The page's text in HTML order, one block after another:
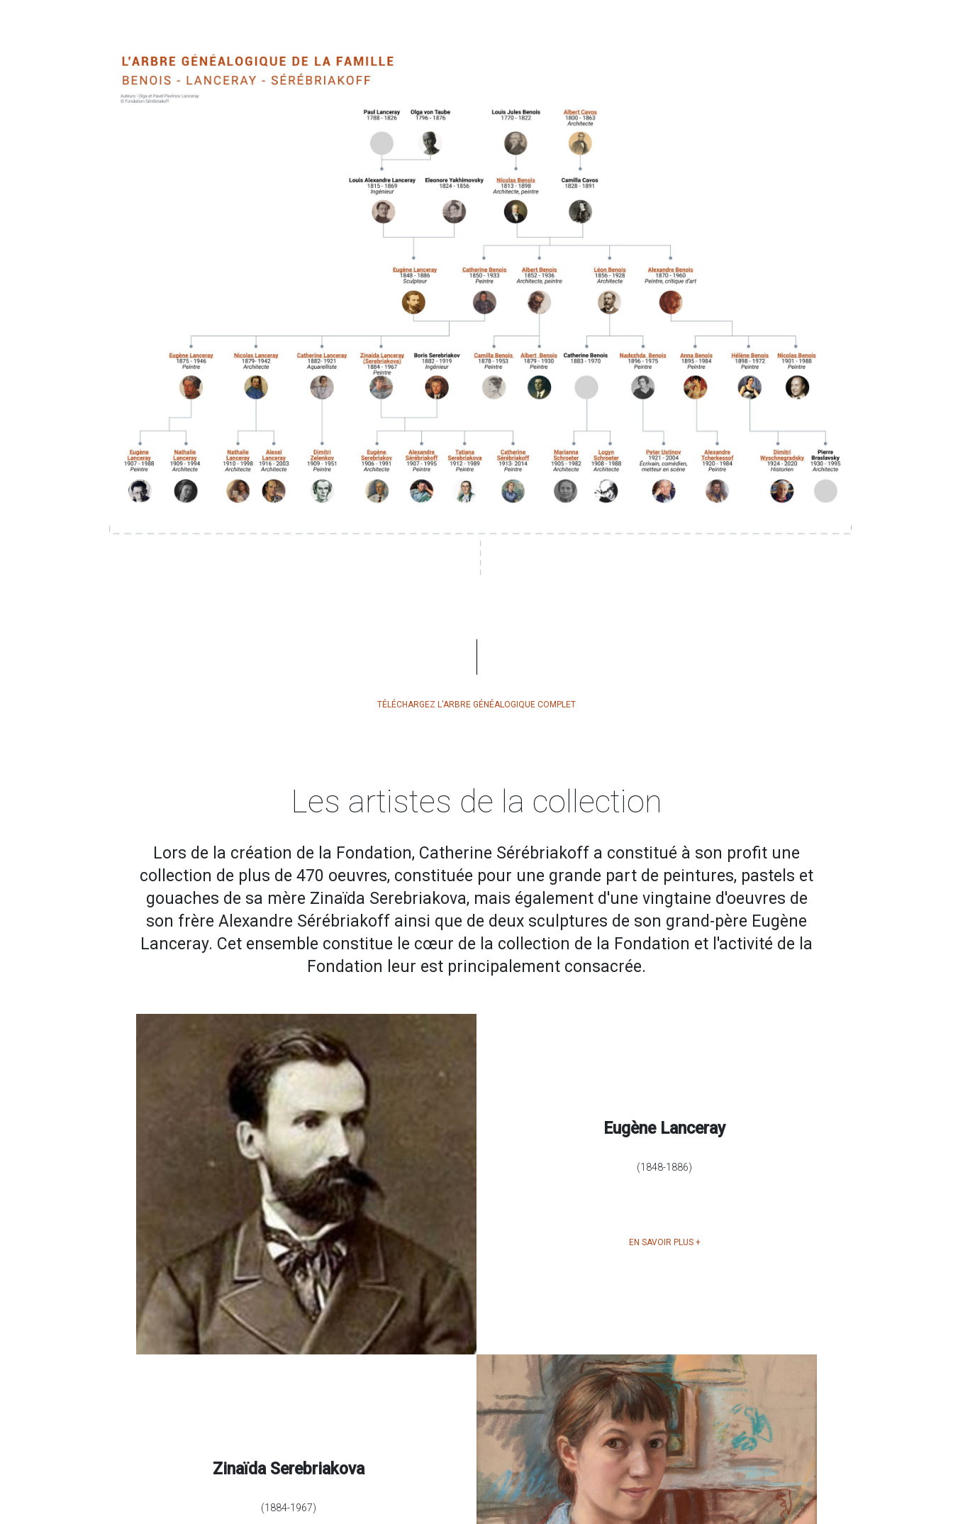
TÉLÉCHARGEZ L'ARBRE GÉNÉALOGIQUE COMPLET
Les artistes de la collection
Lors de la création de la Fondation, Catherine Sérébriakoff a constitué à son profit une
collection de plus de 470 oeuvres, constituée pour une grande part de peintures, pastels et
gouaches de sa mère Zinaïda Serebriakova, mais également d'une vingtaine d'oeuvres de
son frère Alexandre Sérébriakoff ainsi que de deux sculptures de son grand-père Eugène
Lanceray. Cet ensemble constitue le cœur de la collection de la Fondation et l'activité de la
Fondation leur est principalement consacrée.
Eugène Lanceray
(1848-1886)
EN SAVOIR PLUS +
Zinaïda Serebriakova
(1884-1967)